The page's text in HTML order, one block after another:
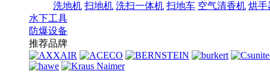
洗地机 扫地机 洗扫一体机 扫地车 空气清香机 烘手
水下工具
防爆设备
推荐品牌